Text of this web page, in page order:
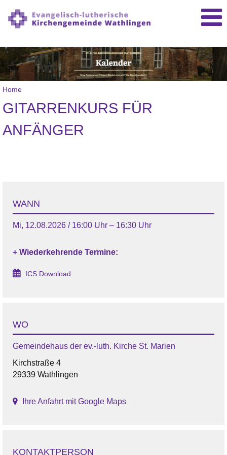
Home
GITARRENKURS FÜR
ANFÄNGER
WANN
Mi, 12.08.2026 / 16:00 Uhr – 16:30 Uhr
+ Wiederkehrende Termine:
ICS Download
WO
Gemeindehaus der ev.-luth. Kirche St. Marien
Kirchstraße 4
29339 Wathlingen
Ihre Anfahrt mit Google Maps
KONTAKTPERSON